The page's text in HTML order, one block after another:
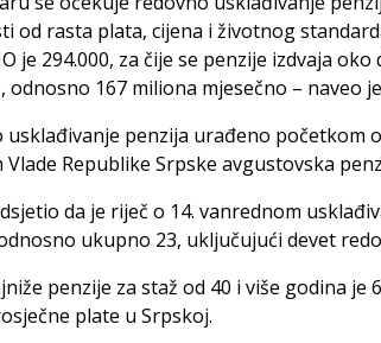
od rasta plata, cijena i životnog
je 294.000, za čije se penzije izdvaja
odnosno 167 miliona mjesečno – naveo
usklađivanje penzija urađeno početkom
Republike Srpske avgustovska
da je riječ o 14. vanrednom
ukupno 23, uključujući devet
penzije za staž od 40 i više godina je
plate u Srpskoj.